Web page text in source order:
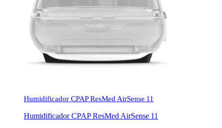
Humidificador CPAP ResMed AirSense 11
Humidificador CPAP ResMed AirSense 11